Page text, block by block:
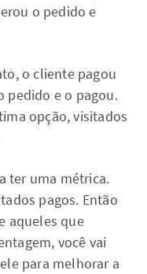
o pedido e
o cliente pagou
pedido e o pagou.
opção, visitados
ter uma métrica.
pagos. Então
aqueles que
você vai
para melhorar a